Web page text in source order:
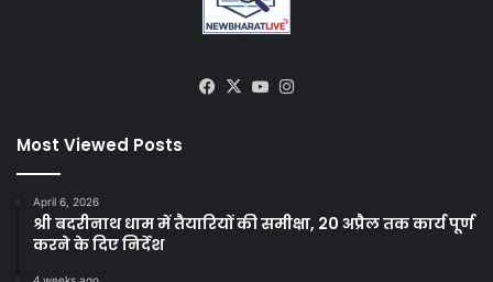
Facebook
X YouTube
Most Viewed Posts
April 6, 2026
श्री बदरीनाथ धाम में तैयारियों की समीक्षा, 20 अप्रैल तक कार्य पूर्ण
करने के दिए निर्देश